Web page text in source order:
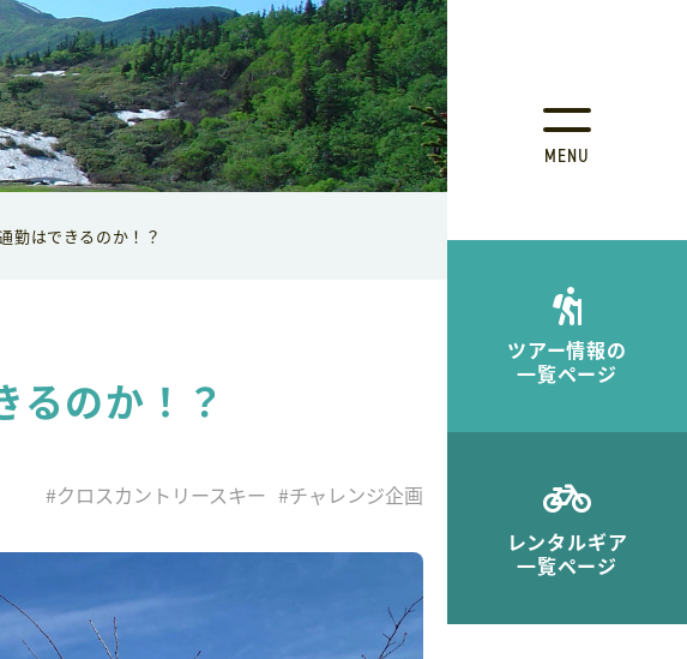
MENU
ツアー情報の
一覧ページ
レンタルギア
一覧ページ
勤はできるのか！？
るのか！？
#クロスカントリースキー #チャレンジ企画